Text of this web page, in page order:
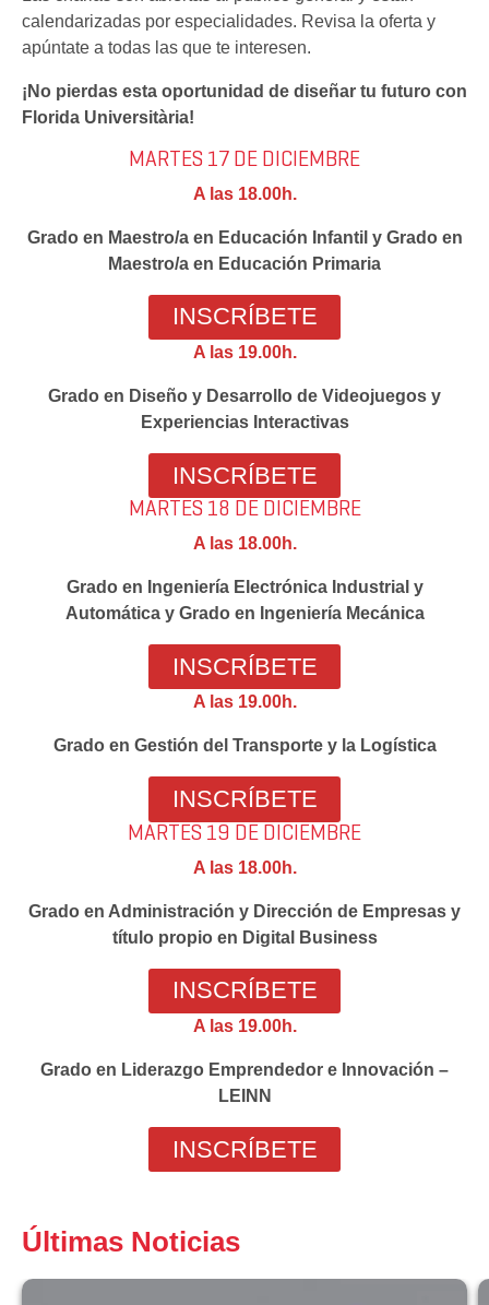
calendarizadas por especialidades. Revisa la oferta y
apúntate a todas las que te interesen.
¡No pierdas esta oportunidad de diseñar tu futuro con
Florida Universitària!
MARTES 17 DE DICIEMBRE
A las 18.00h.
Grado en Maestro/a en Educación Infantil y Grado en
Maestro/a en Educación Primaria
INSCRÍBETE
A las 19.00h.
Grado en Diseño y Desarrollo de Videojuegos y
Experiencias Interactivas
INSCRÍBETE
MARTES 18 DE DICIEMBRE
A las 18.00h.
Grado en Ingeniería Electrónica Industrial y
Automática y Grado en Ingeniería Mecánica
INSCRÍBETE
A las 19.00h.
Grado en Gestión del Transporte y la Logística
INSCRÍBETE
MARTES 19 DE DICIEMBRE
A las 18.00h.
Grado en Administración y Dirección de Empresas y
título propio en Digital Business
INSCRÍBETE
A las 19.00h.
Grado en Liderazgo Emprendedor e Innovación –
LEINN
INSCRÍBETE
Últimas Noticias